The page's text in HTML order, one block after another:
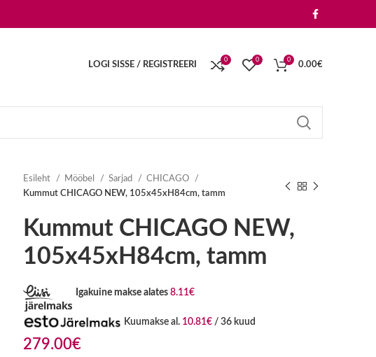
LOGI SISSE / REGISTREERI
0 0 0
0.00€
Esileht Mööbel Sarjad
CHICAGO
Kummut CHICAGO NEW, 105x45xH84cm, tamm
Kummut CHICAGO NEW,
105x45xH84cm, tamm
Igakuine makse alates 8.11€
Kuumakse al. 10.81€/ 36 kuud
279.00€